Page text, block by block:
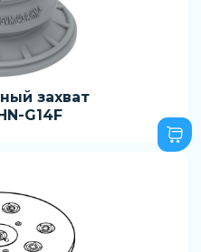
захват
G14F